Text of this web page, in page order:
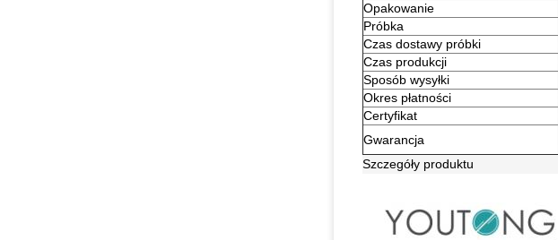
Opakowanie
Próbka
Czas dostawy próbki
Czas produkcji
Sposób wysyłki
Okres płatności
Certyfikat
Gwarancja
Szczegóły produktu